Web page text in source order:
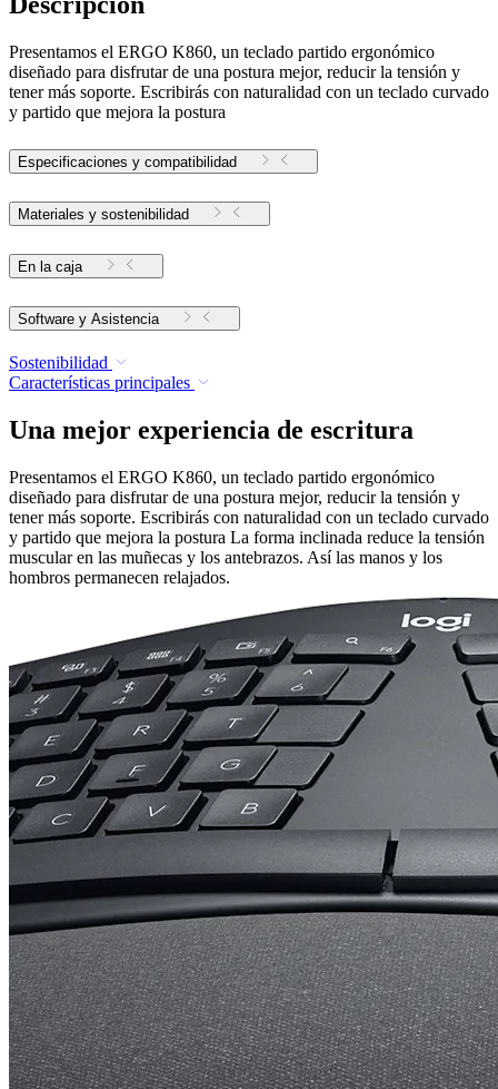
Presentamos el ERGO K860, un teclado partido ergonómico
diseñado para disfrutar de una postura mejor, reducir la tensión y
tener más soporte. Escribirás con naturalidad con un teclado curvado
y partido que mejora la postura
Especificaciones y compatibilidad
Materiales y sostenibilidad
En la caja
Software y Asistencia
Sostenibilidad
Características principales
Una mejor experiencia de escritura
Presentamos el ERGO K860, un teclado partido ergonómico
diseñado para disfrutar de una postura mejor, reducir la tensión y
tener más soporte. Escribirás con naturalidad con un teclado curvado
y partido que mejora la postura La forma inclinada reduce la tensión
muscular en las muñecas y los antebrazos. Así las manos y los
hombros permanecen relajados.